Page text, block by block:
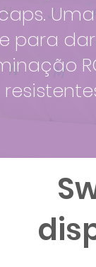
para